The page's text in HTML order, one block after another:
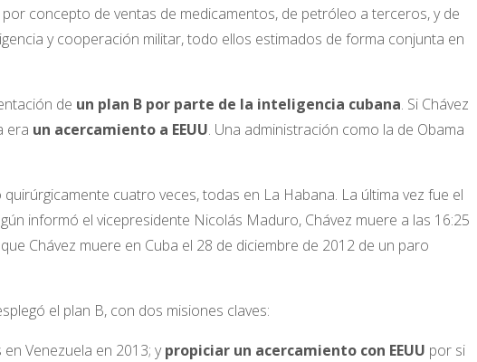
concepto de ventas de medicamentos, de petróleo a terceros, y de
y cooperación militar, todo ellos estimados de forma conjunta en
de un plan B por parte de la inteligencia cubana. Si Chávez
era un acercamiento a EEUU. Una administración como la de Obama
cuatro veces, todas en La Habana. La última vez fue el
informó el vicepresidente Nicolás Maduro, Chávez muere a las 16:25
Chávez muere en Cuba el 28 de diciembre de 2012 de un paro
el plan B, con dos misiones claves:
Venezuela en 2013; ypropiciar un acercamiento con EEUU por si